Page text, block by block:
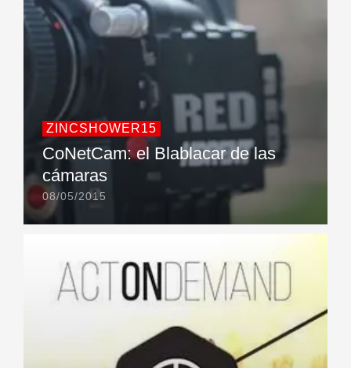
ZINCSHOWER15
CoNetCam: el Blablacar de las
cámaras
08/05/2015